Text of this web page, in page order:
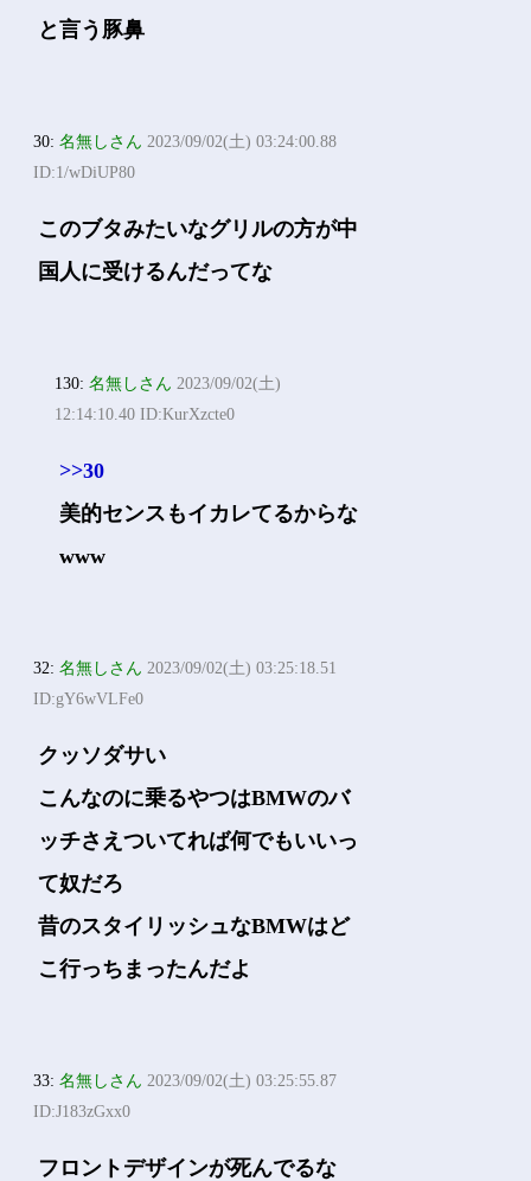
と言う豚鼻
30:名無しさん 2023/09/02(土) 03:24:00.88
ID:1/wDiUP80
このブタみたいなグリルの方が中
国人に受けるんだってな
130:名無しさん 2023/09/02(土)
12:14:10.40 ID:KurXzcte0
>>30
美的センスもイカレてるからな
www
32:名無しさん 2023/09/02(土) 03:25:18.51
ID:gY6wVLFe0
クッソダサい
こんなのに乗るやつはBMWのバ
ッチさえついてれば何でもいいっ
て奴だろ
昔のスタイリッシュなBMWはど
こ行っちまったんだよ
33:名無しさん 2023/09/02(土) 03:25:55.87
ID:J183zGxx0
フロントデザインが死んでるな